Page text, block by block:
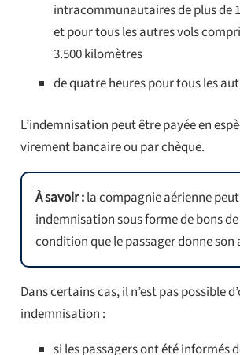
intracommunautaires de plus de
et pour tous les autres vols
3.500 kilomètres
de quatre heures pour tous les
L’indemnisation peut être payée en
virement bancaire ou par chèque.
À savoir :la compagnie aérienne
indemnisation sous forme de bons
condition que le passager donne son
Dans certains cas, il n’est pas possible
indemnisation :
si les passagers ont été informés